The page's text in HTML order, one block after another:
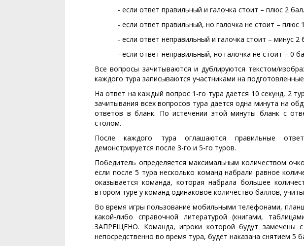
- если ответ правильный и галочка стоит – плюс 2
- если ответ правильный, но галочка не стоит – плюс
- если ответ неправильный и галочка стоит – минус 2
- если ответ неправильный, но галочка не стоит – 0
Все вопросы зачитываются и дублируются текстом/
каждого тура записываются участниками на
На ответ на каждый вопрос 1-го тура дается 10 секунд, 2
зачитывания всех вопросов тура дается одна минута на
ответов в бланк. По истечении этой минуты бланк с
столом.
После каждого тура оглашаются правильные
демонстрируется после 3-го и 5-го туров.
Победитель определяется максимальным количеством
если после 5 тура несколько команд набрали равное
оказывается команда, которая набрала большее
втором туре у команд одинаковое количество баллов,
Во время игры пользование мобильными телефонами,
какой-либо справочной литературой (книгами,
ЗАПРЕЩЕНО. Команда, игроки которой будут замечены
непосредственно во время тура, будет наказана снятием 5